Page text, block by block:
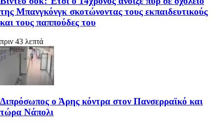
της Μπανγκόνγκ σκοτώνοντας τους εκπαιδευτικούς
και τους παππούδες του
πριν 43 λεπτά
Διπρόσωπος ο Άρης κόντρα στον Πανσερραϊκό και
τώρα Νάπολι